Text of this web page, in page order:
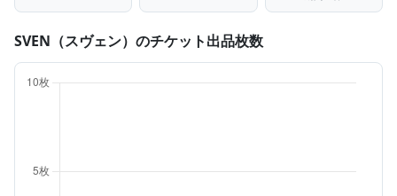
SVEN（スヴェン）のチケット出品枚数